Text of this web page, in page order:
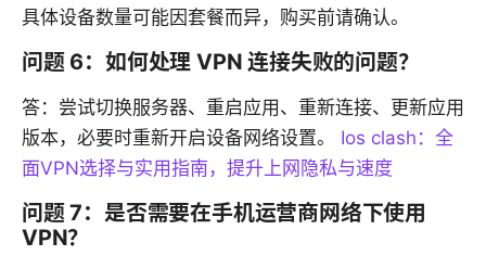
具体设备数量可能因套餐而异，购买前请确认。
问题 6：如何处理 VPN 连接失败的问题？
答：尝试切换服务器、重启应用、重新连接、更新应用
版本，必要时重新开启设备网络设置。 Ios clash：全
面VPN选择与实用指南，提升上网隐私与速度
问题 7：是否需要在手机运营商网络下使用
VPN？